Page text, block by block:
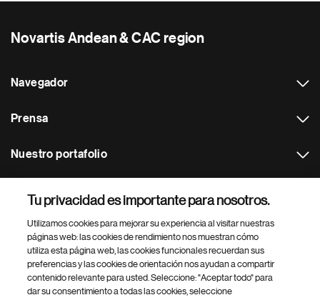
Novartis Andean & CAC region
Navegador
Prensa
Nuestro portafolio
Footer Site Search
Tu privacidad es importante para nosotros.
Utilizamos cookies para mejorar su experiencia al visitar nuestras
páginas web: las cookies de rendimiento nos muestran cómo
utiliza esta página web, las cookies funcionales recuerdan sus
preferencias y las cookies de orientación nos ayudan a compartir
contenido relevante para usted. Seleccione: "Aceptar todo" para
dar su consentimiento a todas las cookies, seleccione